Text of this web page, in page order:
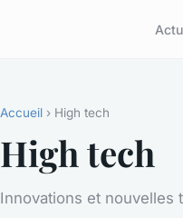
Actu
Accueil › High tech
High tech
Innovations et nouvelles